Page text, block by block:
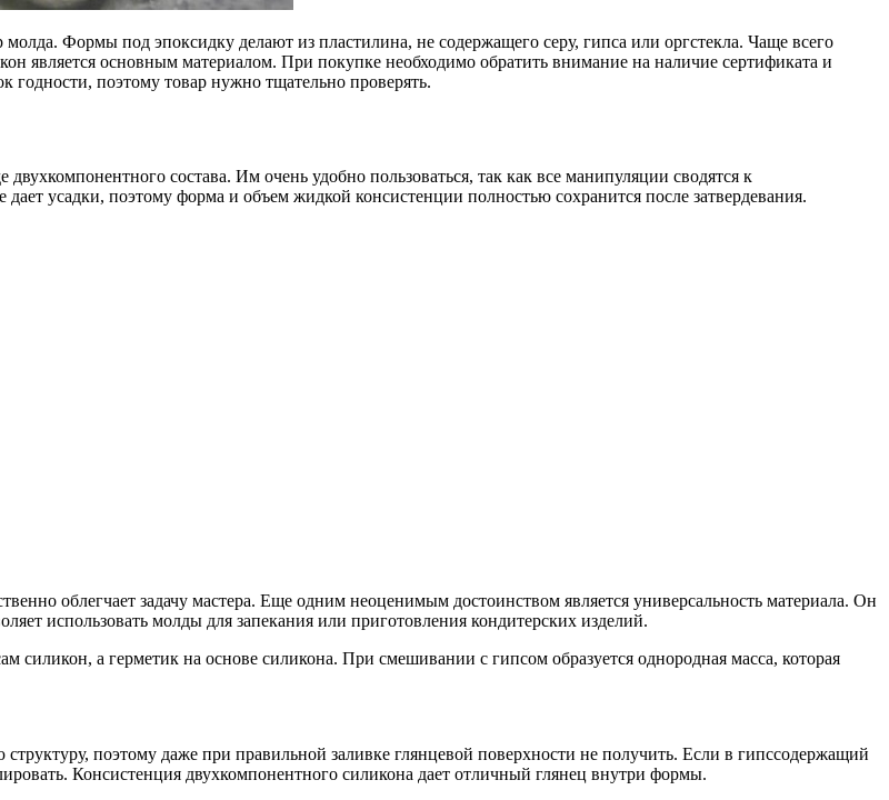
Формы под эпоксидку делают из пластилина, не содержащего серу, гипса или оргстекла. Чаще всего
является основным материалом. При покупке необходимо обратить внимание на наличие сертификата и
поэтому товар нужно тщательно проверять.
состава. Им очень удобно пользоваться, так как все манипуляции сводятся к
усадки, поэтому форма и объем жидкой консистенции полностью сохранится после затвердевания.
облегчает задачу мастера. Еще одним неоценимым достоинством является универсальность материала. Он
использовать молды для запекания или приготовления кондитерских изделий.
силикон, а герметик на основе силикона. При смешивании с гипсом образуется однородная масса, которая
поэтому даже при правильной заливке глянцевой поверхности не получить. Если в гипссодержащий
Консистенция двухкомпонентного силикона дает отличный глянец внутри формы.